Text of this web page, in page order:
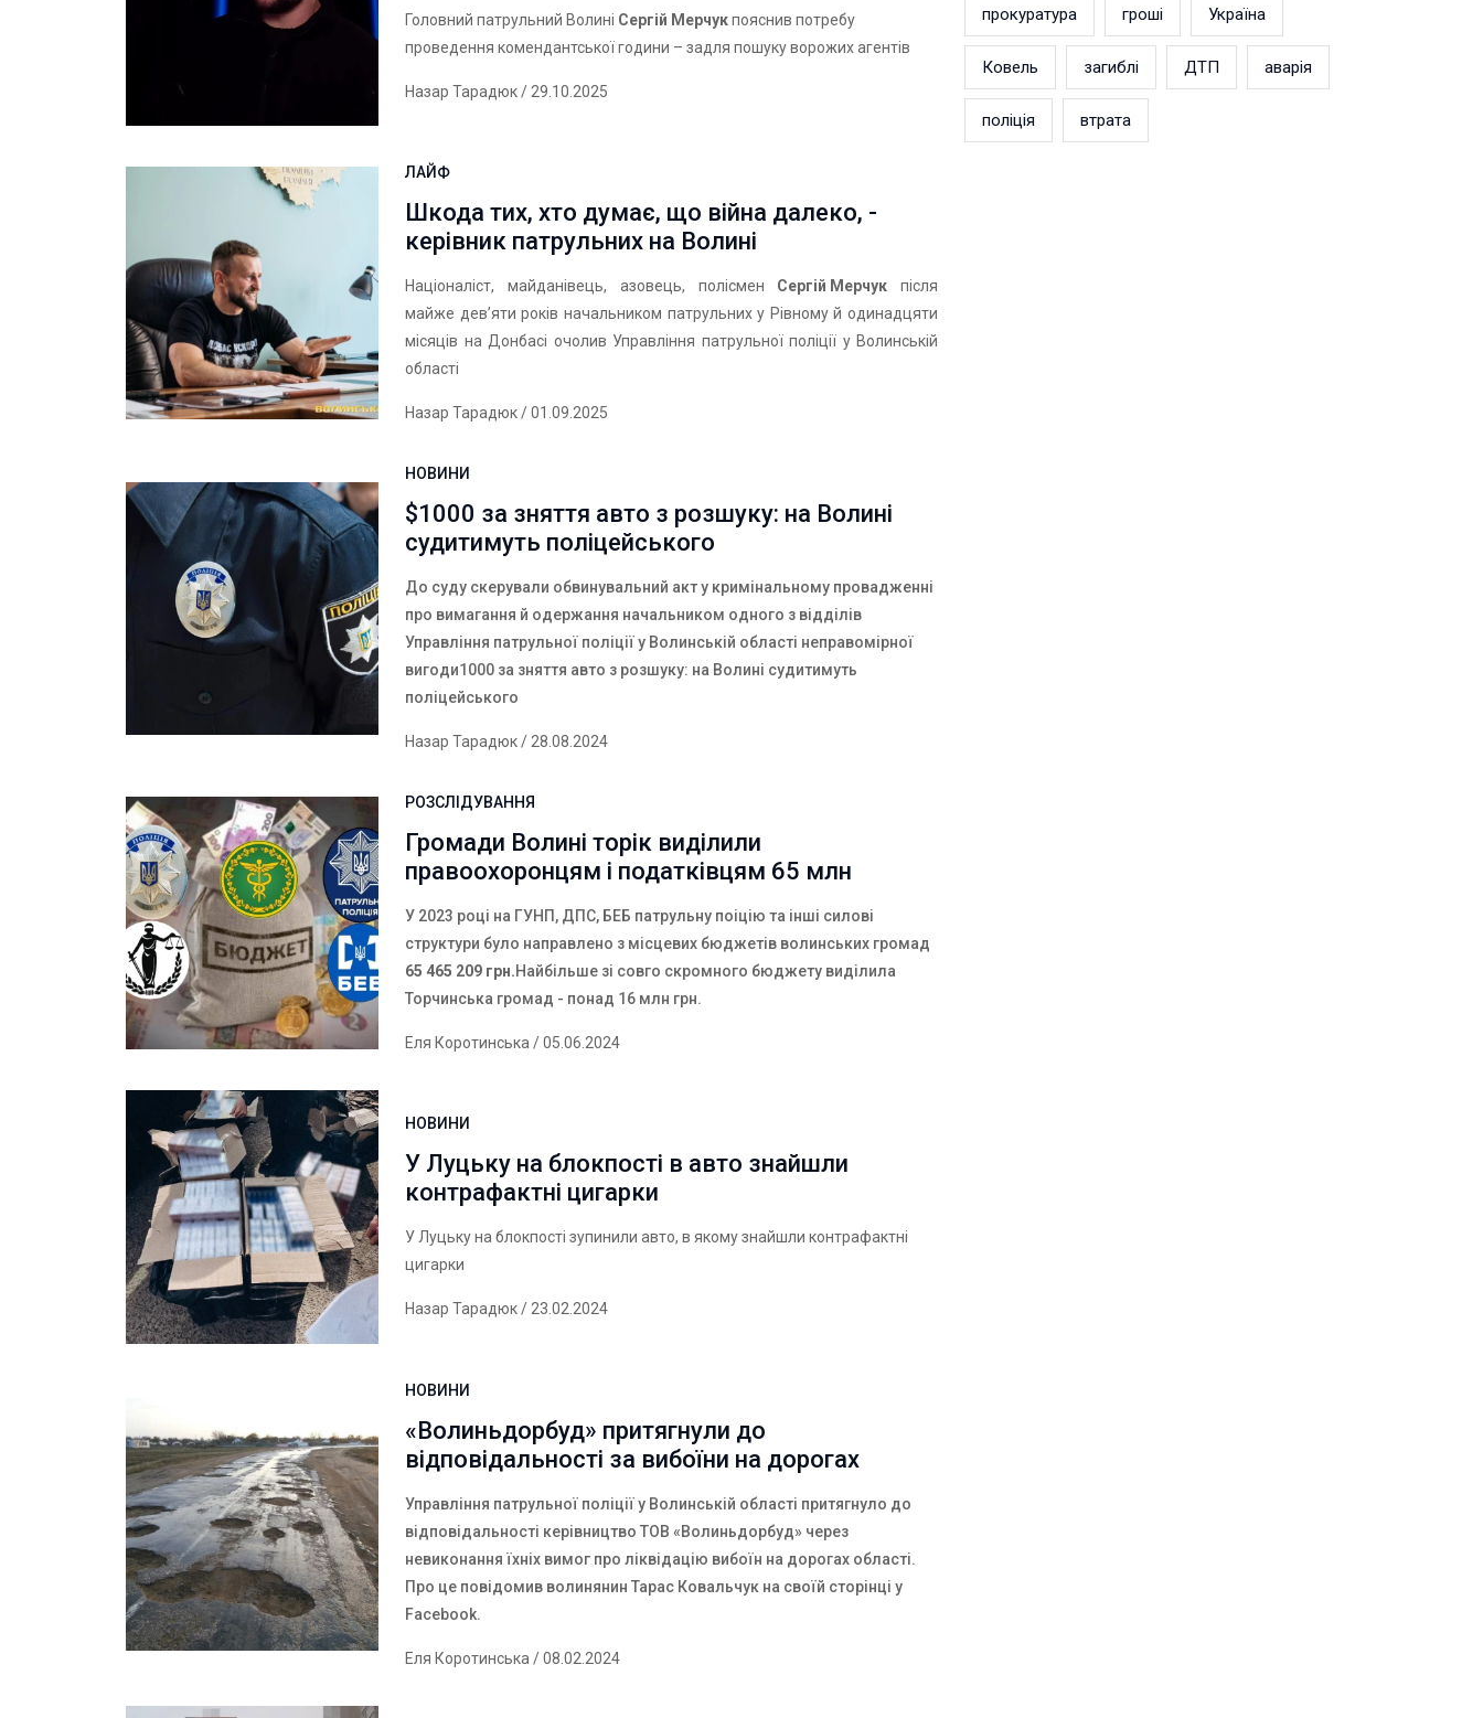
Головний патрульний Волині Сергій Мерчукпояснив потребу
проведення комендантської години – задля пошуку ворожих агентів
Назар Тарадюк/ 29.10.2025
ЛАЙФ
Шкода тих, хто думає, що війна далеко, -
керівник патрульних на Волині
Націоналіст, майданівець, азовець, полісмен Сергій Мерчук після
майже дев’яти років начальником патрульних у Рівному й одинадцяти
місяців на Донбасі очолив Управління патрульної поліції у Волинській
області
Назар Тарадюк/ 01.09.2025
НОВИНИ
$1000 за зняття авто з розшуку: на Волині
судитимуть поліцейського
До суду скерували обвинувальний акт у кримінальному провадженні
про вимагання й одержання начальником одного з відділів
Управління патрульної поліції у Волинській області неправомірної
вигоди1000 за зняття авто з розшуку: на Волині судитимуть
поліцейського
Назар Тарадюк/ 28.08.2024
РОЗСЛІДУВАННЯ
Громади Волині торік виділили
правоохоронцям і податківцям 65 млн
У 2023 році на ГУНП, ДПС, БЕБ патрульну поіцію та інші силові
структури було направлено з місцевих бюджетів волинських громад
65 465 209 грн.Найбільше зі совго скромного бюджету виділила
Торчинська громад - понад 16 млн грн.
Еля Коротинська/ 05.06.2024
НОВИНИ
У Луцьку на блокпості в авто знайшли
контрафактні цигарки
У Луцьку на блокпості зупинили авто, в якому знайшли контрафактні
цигарки
Назар Тарадюк/ 23.02.2024
НОВИНИ
«Волиньдорбуд» притягнули до
відповідальності за вибоїни на дорогах
Управління патрульної поліції у Волинській області притягнуло до
відповідальності керівництво ТОВ «Волиньдорбуд» через
невиконання їхніх вимог про ліквідацію вибоїн на дорогах області.
Про це повідомив волинянин Тарас Ковальчук на своїй сторінці у
Facebook.
Еля Коротинська / 08.02.2024
прокуратура гроші Україна
Ковель загиблі ДТП аварія
поліція втрата